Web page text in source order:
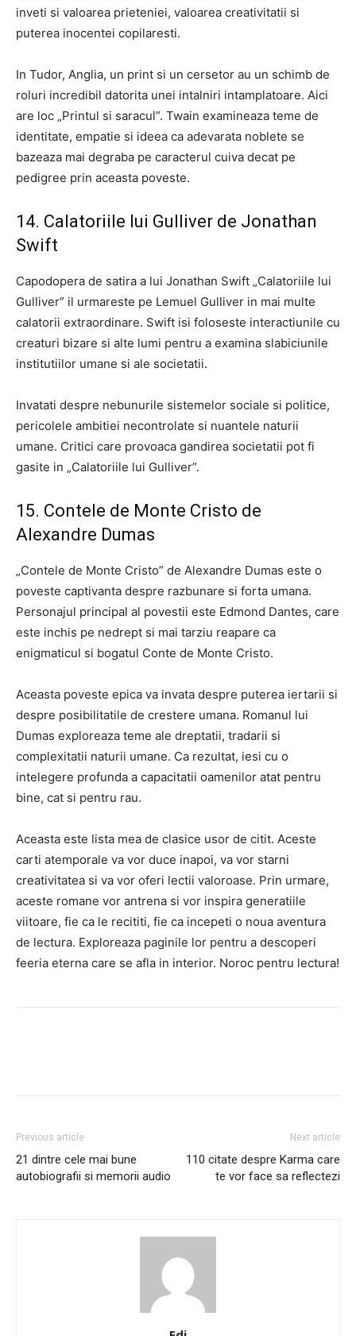
inveti si valoarea prieteniei, valoarea creativitatii si
puterea inocentei copilaresti.
In Tudor, Anglia, un print si un cersetor au un schimb de
roluri incredibil datorita unei intalniri intamplatoare. Aici
are loc „Printul si saracul”. Twain examineaza teme de
identitate, empatie si ideea ca adevarata noblete se
bazeaza mai degraba pe caracterul cuiva decat pe
pedigree prin aceasta poveste.
14. Calatoriile lui Gulliver de Jonathan
Swift
Capodopera de satira a lui Jonathan Swift „Calatoriile lui
Gulliver” il urmareste pe Lemuel Gulliver in mai multe
calatorii extraordinare. Swift isi foloseste interactiunile cu
creaturi bizare si alte lumi pentru a examina slabiciunile
institutiilor umane si ale societatii.
Invatati despre nebunurile sistemelor sociale si politice,
pericolele ambitiei necontrolate si nuantele naturii
umane. Critici care provoaca gandirea societatii pot fi
gasite in „Calatoriile lui Gulliver”.
15. Contele de Monte Cristo de
Alexandre Dumas
„Contele de Monte Cristo” de Alexandre Dumas este o
poveste captivanta despre razbunare si forta umana.
Personajul principal al povestii este Edmond Dantes, care
este inchis pe nedrept si mai tarziu reapare ca
enigmaticul si bogatul Conte de Monte Cristo.
Aceasta poveste epica va invata despre puterea iertarii si
despre posibilitatile de crestere umana. Romanul lui
Dumas exploreaza teme ale dreptatii, tradarii si
complexitatii naturii umane. Ca rezultat, iesi cu o
intelegere profunda a capacitatii oamenilor atat pentru
bine, cat si pentru rau.
Aceasta este lista mea de clasice usor de citit. Aceste
carti atemporale va vor duce inapoi, va vor starni
creativitatea si va vor oferi lectii valoroase. Prin urmare,
aceste romane vor antrena si vor inspira generatiile
viitoare, fie ca le recititi, fie ca incepeti o noua aventura
de lectura. Exploreaza paginile lor pentru a descoperi
feeria eterna care se afla in interior. Noroc pentru lectura!
Previous article
21 dintre cele mai bune
autobiografii si memorii audio
Next article
110 citate despre Karma care
te vor face sa reflectezi